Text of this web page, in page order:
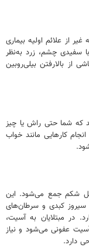
از علائم اولیه بیماری
چشم، زرد به‌نظر
از بالارفتن بیلی‌روبین
که شما حتی راش یا چیز
کارهایی مانند خواب
شکم جمع می‌شود. این
سیروز کبدی و سرطان‌های
در مبتلایان به آسیت،
عفونی می‌شود و نیاز
دارد.